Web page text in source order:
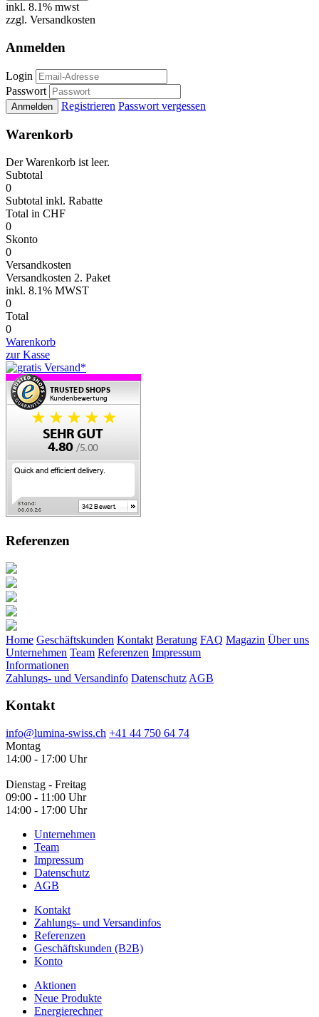
inkl. 8.1% mwst
zzgl. Versandkosten
Anmelden
Login
Passwort
Anmelden Registrieren Passwort vergessen
Warenkorb
Der Warenkorb ist leer.
Subtotal
0
Subtotal inkl. Rabatte
Total in CHF
0
Skonto
0
Versandkosten
Versandkosten 2. Paket
inkl. 8.1% MWST
0
Total
0
Warenkorb
zur Kasse
Referenzen
Home Geschäftskunden Kontakt Beratung FAQ Magazin Über uns
Unternehmen Team Referenzen Impressum
Informationen
Zahlungs- und Versandinfo Datenschutz AGB
Kontakt
info@lumina-swiss.ch +41 44 750 64 74
Montag
14:00 - 17:00 Uhr
Dienstag - Freitag
09:00 - 11:00 Uhr
14:00 - 17:00 Uhr
Unternehmen
Team
Impressum
Datenschutz
AGB
Kontakt
Zahlungs- und Versandinfos
Referenzen
Geschäftskunden (B2B)
Konto
Aktionen
Neue Produkte
Energierechner